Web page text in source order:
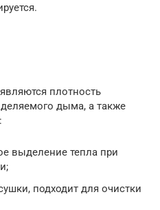
плотность
дыма, а также
выделение тепла при
подходит для очистки